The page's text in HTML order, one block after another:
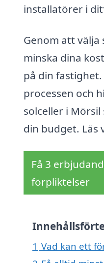
installatörer i
Genom att välja
minska dina
på din
processen och
solceller i
din budget. Läs
Få 3
förpliktelser
1 Vad kan ett